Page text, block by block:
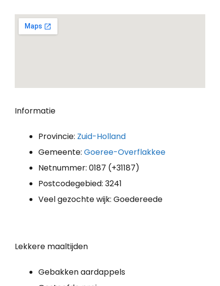
Informatie
Provincie: Zuid-Holland
Gemeente: Goeree-Overflakkee
Netnummer: 0187 (+31187)
Postcodegebied: 3241
Veel gezochte wijk: Goedereede
Lekkere maaltijden
Gebakken aardappels